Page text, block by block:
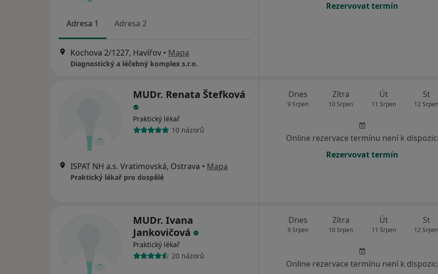
Adresa 1 Adresa 2
Kochova 2/1227, Havířov • Mapa
Diagnostický a léčebný komplex s.r.o.
Rezervovat termín
MUDr. Renata Štefková
Praktický lékař
10 názorů
ISPAT NH a.s. Vratimovská, Ostrava • Mapa
Praktický lékař pro dospělé
Dnes
9 Srpen
Zítra
10 Srpen
Út
11 Srpen
St
12 Srpen
Online rezervace termínu není k dispozici
Rezervovat termín
MUDr. Ivana
Jankovičová
Praktický lékař
20 názorů
Dnes
9 Srpen
Zítra
10 Srpen
Út
11 Srpen
St
12 Srpen
Online rezervace termínu není k dispozici